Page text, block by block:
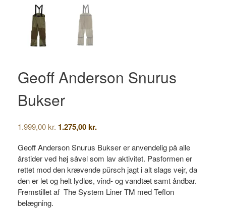
Geoff Anderson Snurus
Bukser
1.999,00kr. Den
pris
var:
1.999,00 kr..
1.275,00kr.
pris
1.275,00 kr..
Geoff Anderson Snurus Bukser er anvendelig på alle
årstider ved høj såvel som lav aktivitet. Pasformen er
rettet mod den krævende pürsch jagt i alt slags vejr, da
den er let og helt lydløs, vind- og vandtæt samt åndbar.
Fremstillet af The System Liner TM med Teflon
belægning.